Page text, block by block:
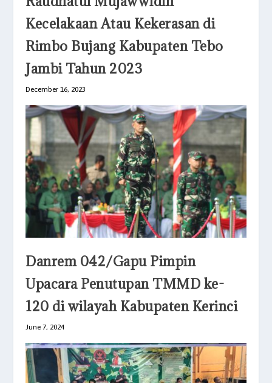
Kecelakaan Atau Kekerasan di
Rimbo Bujang Kabupaten Tebo
Jambi Tahun 2023
December 16, 2023
Danrem 042/Gapu Pimpin
Upacara Penutupan TMMD ke-
120 di wilayah Kabupaten Kerinci
June 7, 2024